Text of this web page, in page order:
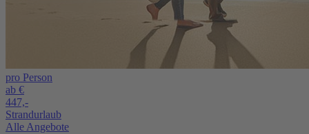
pro Person
ab €
447,-
Strandurlaub
Alle Angebote